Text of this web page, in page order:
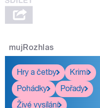
mujRozhlas
Hry a četby
Krimi
Pohádky
Pořady
Živé vysílání